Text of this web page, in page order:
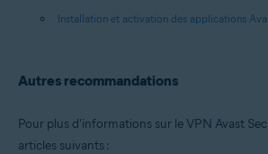
Installation et activation des applications
Autres recommandations
Pour plus d'informations sur le VPN Avast
articles suivants :